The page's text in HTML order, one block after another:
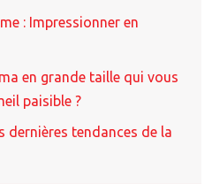
: Impressionner en
en grande taille qui vous
paisible ?
dernières tendances de la